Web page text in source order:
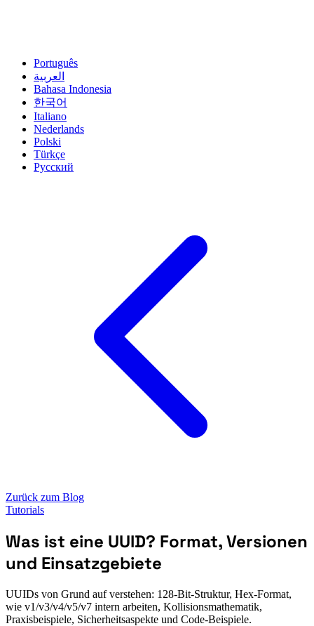
Português
العربية
Bahasa Indonesia
한국어
Italiano
Nederlands
Polski
Türkçe
Русский
Zurück zum Blog
Tutorials
Was ist eine UUID? Format, Versionen
und Einsatzgebiete
UUIDs von Grund auf verstehen: 128-Bit-Struktur, Hex-Format,
wie v1/v3/v4/v5/v7 intern arbeiten, Kollisionsmathematik,
Praxisbeispiele, Sicherheitsaspekte und Code-Beispiele.